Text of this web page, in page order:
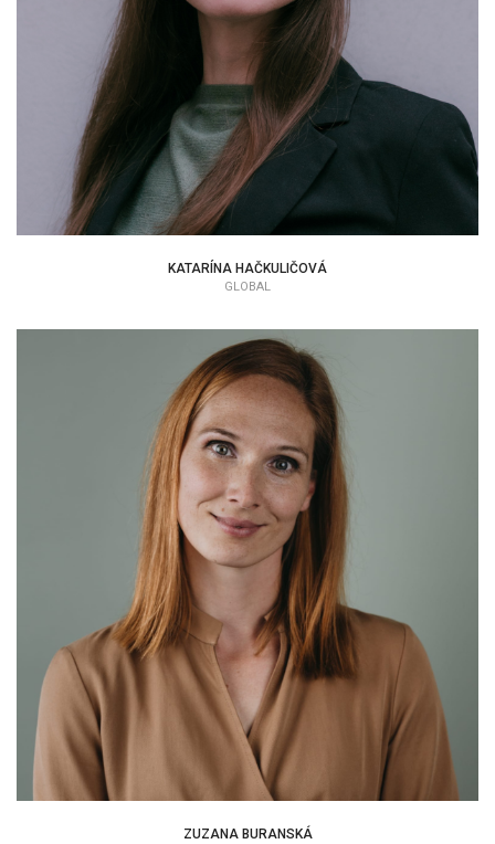
KATARÍNA HAČKULIČOVÁ
GLOBAL
ZUZANA BURANSKÁ
EAP KONZULTANT
ZUZANA BURANSKÁ